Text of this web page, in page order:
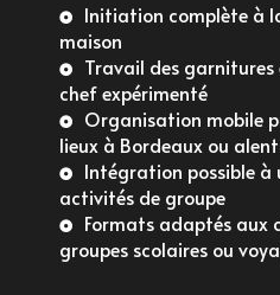
Initiation complète à
maison
Travail des
chef expérimenté
Organisation mobile
lieux à Bordeaux ou
Intégration possible à
activités de groupe
Formats adaptés aux
groupes scolaires ou